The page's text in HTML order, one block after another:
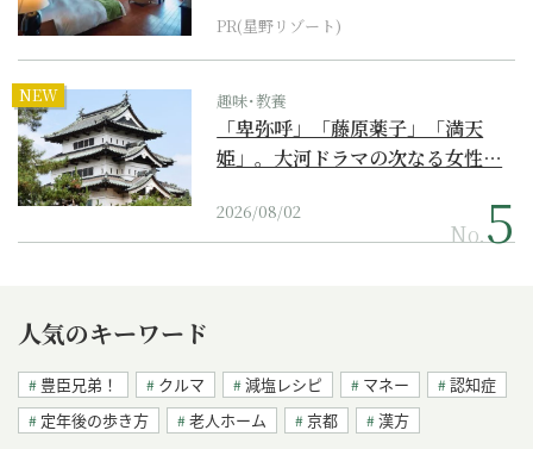
PR(星野リゾート)
NEW 趣味･教養
「卑弥呼」「藤原薬子」「満天
姫」。大河ドラマの次なる女性…
2026/08/02
No.
人気のキーワード
豊臣兄弟！ クルマ 減塩レシピ マネー
認知症
定年後の歩き方
老人ホーム 京都 漢方